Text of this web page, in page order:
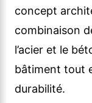
concept
combinaison
l’acier et le
bâtiment tout
durabilité.